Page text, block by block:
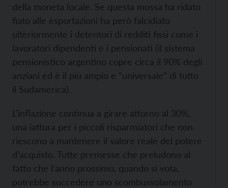
della moneta locale. Se questa mossa ha ridato
fiato alle esportazioni ha però falcidiato
ulteriormente i detentori di redditi fissi come i
lavoratori dipendenti e i pensionati (il sistema
pensionistico argentino copre circa il 90% degli
anziani ed è il più ampio e “universale” di tutto
il Sudamerica).
L’inflazione continua a girare attorno al 30%,
una iattura per i piccoli risparmiatori che non
riescono a mantenere il valore reale del potere
d’acquisto. Tutte premesse che preludono al
fatto che l’anno prossimo, quando si vota,
potrebbe succedere uno scombussolamento